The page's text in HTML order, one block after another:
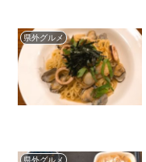
県外グルメ
県外グルメ